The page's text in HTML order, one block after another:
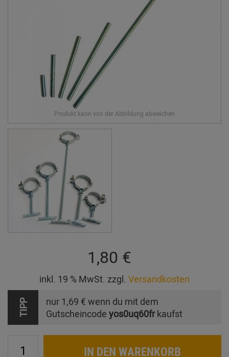
1,80 €
inkl. 19 % MwSt. zzgl. Versandkosten
TIPP nur 1,69 € wenn du mit dem
Gutscheincode yos0uq60frkaufst
IN DEN WARENKORB